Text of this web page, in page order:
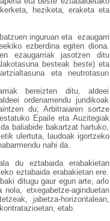
heziketa, eraketaeta
inguruan eta ezaugarri
ezberdina egiten diona.
ezaugarriak jasotzen ditu
besteak beste) eta
eta neutrotasun
bereizten ditu, aldeei
ordenamendu juridikoak
du; Arbitraiaren sortze
Epaile eta Auzitegiak
baliabide bakartzat hartuko,
ulertuta, laudoak igortzeko
nahi da.
du eztabaida erabakietan
eztabaida erabakietan ere.
ditugu gaur egun arte, arlo
nola, etxegabetze-aginduetan
jabetza-horizontalean,
etab.